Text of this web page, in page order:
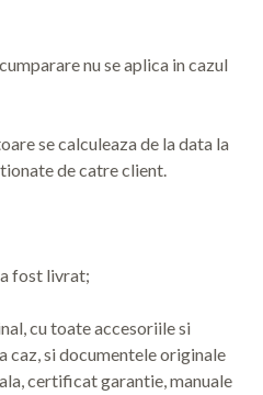
nu se aplica in cazul
se calculeaza de la data la
de catre client.
fost livrat;
cu toate accesoriile si
caz, si documentele originale
certificat garantie, manuale